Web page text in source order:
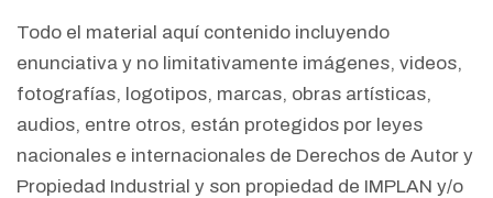
Todo el material aquí contenido incluyendo
enunciativa y no limitativamente imágenes, videos,
fotografías, logotipos, marcas, obras artísticas,
audios, entre otros, están protegidos por leyes
nacionales e internacionales de Derechos de Autor y
Propiedad Industrial y son propiedad de IMPLAN y/o